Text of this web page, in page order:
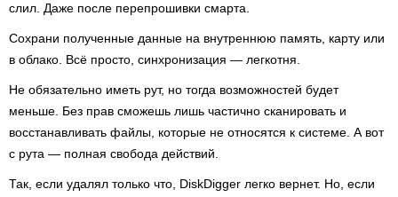
слил. Даже после перепрошивки смарта.
Сохрани полученные данные на внутреннюю память, карту или
в облако. Всё просто, синхронизация — легкотня.
Не обязательно иметь рут, но тогда возможностей будет
меньше. Без прав сможешь лишь частично сканировать и
восстанавливать файлы, которые не относятся к системе. А вот
с рута — полная свобода действий.
Так, если удалял только что, DiskDigger легко вернет. Но, если